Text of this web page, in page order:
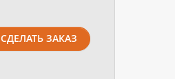
СДЕЛАТЬ ЗАКАЗ